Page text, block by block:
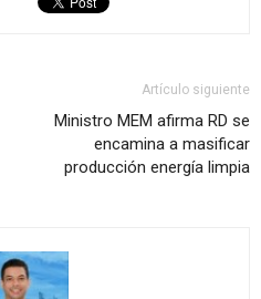
Artículo siguiente
Ministro MEM afirma RD se
encamina a masificar
producción energía limpia